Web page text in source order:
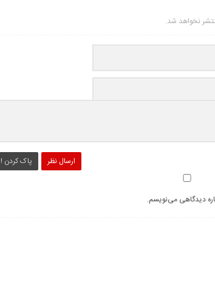
نخواهد شد.
ارسال نظر پاک کردن !
دیدگاهی می‌نویسم.